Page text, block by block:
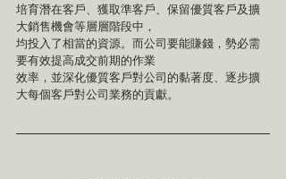
培育潛在客戶、獲取準客戶、保留優質客戶及擴
大銷售機會等層層階段中，
均投入了相當的資源。而公司要能賺錢，勢必需
要有效提高成交前期的作業
效率，並深化優質客戶對公司的黏著度、逐步擴
大每個客戶對公司業務的貢獻。